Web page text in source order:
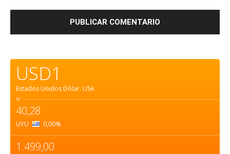
USD1
Estados Unidos Dólar. USA
=
40,28
UYU 0,00%
1.499,00